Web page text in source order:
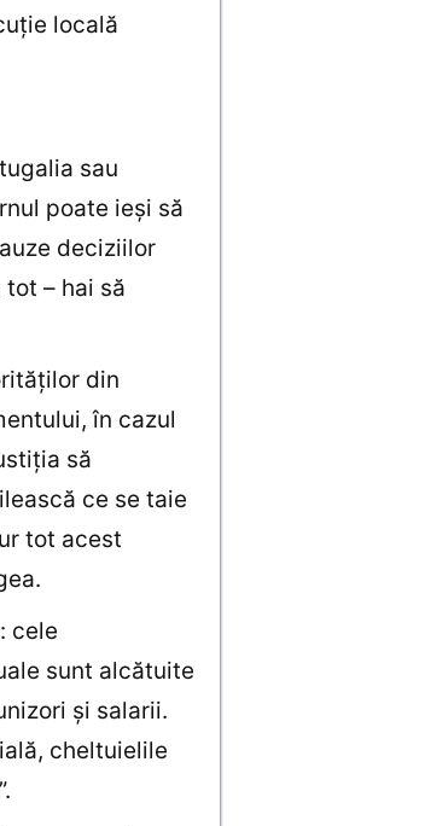
locală
sau
poate ieşi să
deciziilor
– hai să
din
în cazul
să
ce se taie
tot acest
cele
sunt alcătuite
şi salarii.
cheltuielile